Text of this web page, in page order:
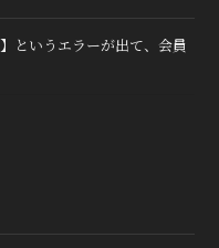
というエラーが出て、会員